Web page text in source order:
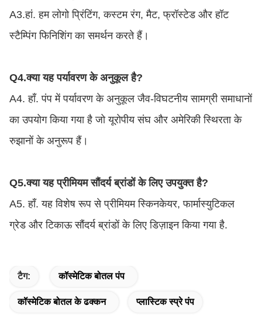
A3.हां. हम लोगो प्रिंटिंग, कस्टम रंग, मैट, फ्रॉस्टेड और हॉट
स्टैम्पिंग फिनिशिंग का समर्थन करते हैं।
Q4.क्या यह पर्यावरण के अनुकूल है?
A4. हाँ. पंप में पर्यावरण के अनुकूल जैव-विघटनीय सामग्री समाधानों
का उपयोग किया गया है जो यूरोपीय संघ और अमेरिकी स्थिरता के
रुझानों के अनुरूप हैं।
Q5.क्या यह प्रीमियम सौंदर्य ब्रांडों के लिए उपयुक्त है?
A5. हाँ. यह विशेष रूप से प्रीमियम स्किनकेयर, फार्मास्युटिकल
ग्रेड और टिकाऊ सौंदर्य ब्रांडों के लिए डिज़ाइन किया गया है.
टैग: कॉस्मेटिक बोतल पंप
कॉस्मेटिक बोतल के ढक्कन प्लास्टिक स्प्रे पंप